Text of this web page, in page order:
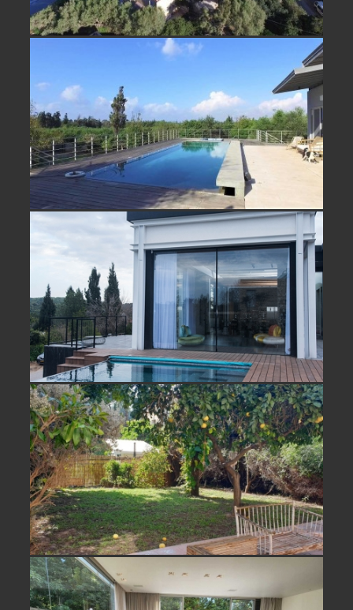
נחלה למכירה בביתן אהרון בית מדהים
מול נוף פתוח- נמכר!
להשכרה בעמיקם בית נופש חלומי
למכירה/ השכרה בחופית וילה מקסימה-
נמכר
להשכרה במושב נווה ירק בית פרטי
יוקרתי ונדיר- הושכר